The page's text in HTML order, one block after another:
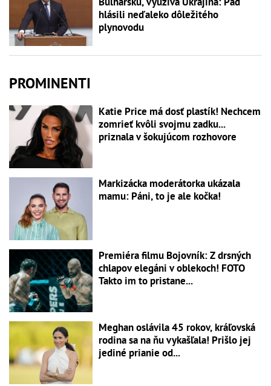
hlásili neďaleko dôležitého
plynovodu
PROMINENTI
Katie Price má dosť plastík! Nechcem
zomrieť kvôli svojmu zadku...
priznala v šokujúcom rozhovore
Markizácka moderátorka ukázala
mamu: Páni, to je ale kočka!
Premiéra filmu Bojovník: Z drsných
chlapov elegáni v oblekoch! FOTO
Takto im to pristane...
Meghan oslávila 45 rokov, kráľovská
rodina sa na ňu vykašľala! Prišlo jej
jediné prianie od...